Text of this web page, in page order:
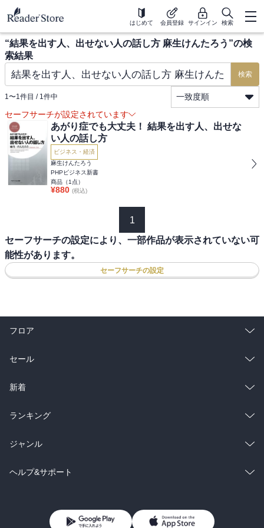
はじめて 会員登録 サインイン 検索
“結果を出す人、出せない人の話し方 麻生けんたろう ”の検
索結果
検索
1〜1件目 / 1件中
一致度順
セーフサーチが設定されています
あがり症でも大丈夫！ 結果を出す人、出せな
い人の話し方
ビジネス・経済
麻生けんたろう
PHPビジネス新書
商品（1 点）
¥880 (税込)
1
セーフサーチの設定により、一部作品が表示されていない可
能性があります。
セーフサーチの設定
フロア
総合
ラノベ
雑誌・グラビア
BL・TL
セール
総合
ラノベ
雑誌・グラビア
BL・TL
新着
総合
ラノベ
雑誌・グラビア
ランキング
総合
ラノベ
ジャンル
コミック
ライトノベル 男子向けラノベ
ヘルプ&サポート